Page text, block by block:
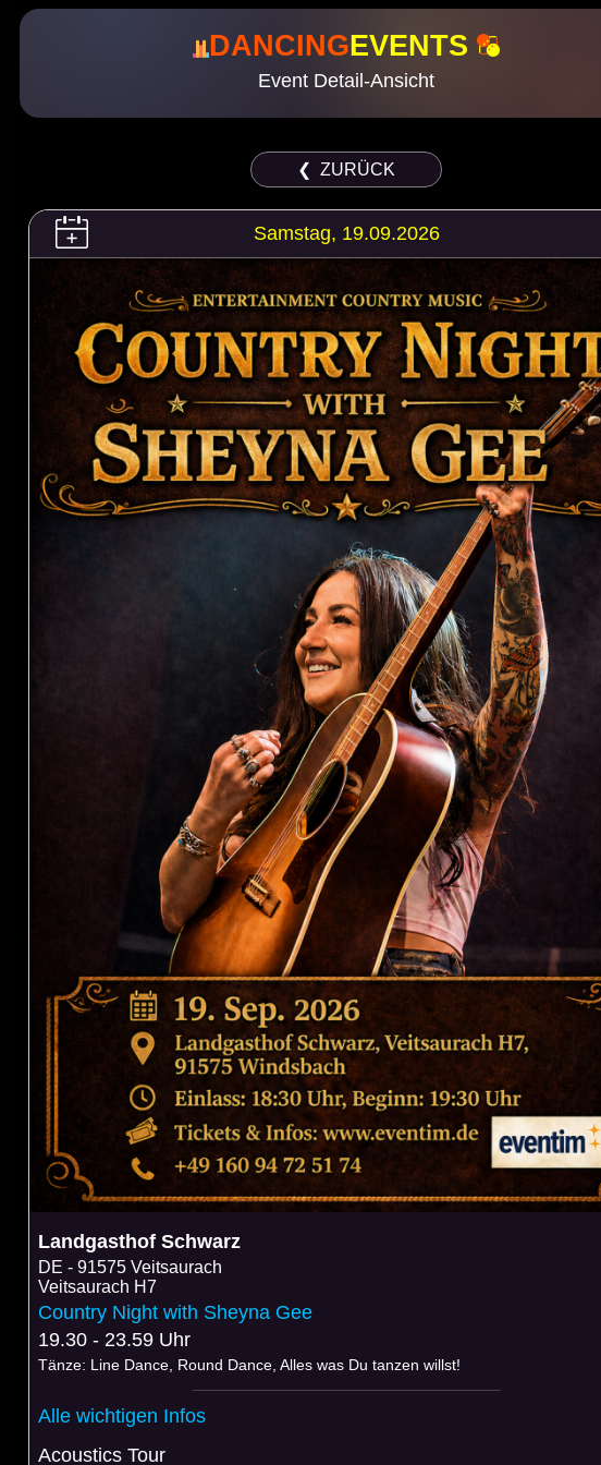
DANCINGEVENTS
Event Detail-Ansicht
❮ ZURÜCK
Samstag, 19.09.2026
Landgasthof Schwarz
DE
91575 Veitsaurach
Veitsaurach H7
Country Night with Sheyna Gee
19.30 - 23.59 Uhr
Tänze: Line Dance, Round Dance, Alles was Du tanzen willst!
Alle wichtigen Infos
Acoustics Tour